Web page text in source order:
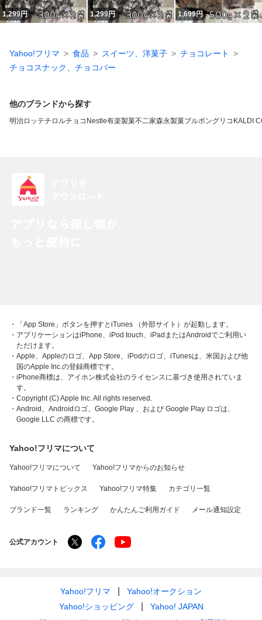
1,299円 1,299円 1,699円
Yahoo!フリマ 食品 スイーツ、洋菓子
チョコレート
チョコスナック、チョコバー
他のブランドから探す
明治ロッテチロルチョコ Nestle有楽製菓不二家森永製菓ブルボングリコ KALDI
・「App Store」ボタンを押すとiTunes （外部サイト）が起動します。
・アプリケーションはiPhone、iPod touch、iPadまたはAndroidでご利用い
ただけます。
・Apple、Appleのロゴ、App Store、iPodのロゴ、iTunesは、米国および他
国のApple Inc.の登録商標です。
・iPhone商標は、アイホン株式会社のライセンスに基づき使用されていま
す。
・Copyright (C) Apple Inc. All rights reserved.
・Android、Androidロゴ、Google Play 、および Google Play ロゴは、
Google LLC の商標です。
Yahoo!フリマについて
Yahoo!フリマについて Yahoo!フリマからのお知らせ
Yahoo!フリマトピックス Yahoo!フリマ特集 カテゴリ一覧
ブランド一覧 ランキング かんたんご利用ガイド メール通知設定
公式アカウント
Yahoo!フリマ
Yahoo!オークション
Yahoo!ショッピング
Yahoo! JAPAN